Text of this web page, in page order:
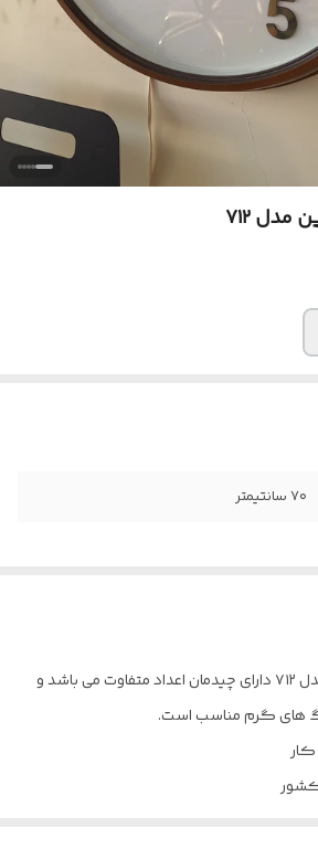
۷۱۲
۷۰ سانتیمتر
ساعت دیواری کوین مدل ۷۱۲ دارای چیدمان اعداد متفاوت می باشد و
های گرم مناسب است.
کار
کشور